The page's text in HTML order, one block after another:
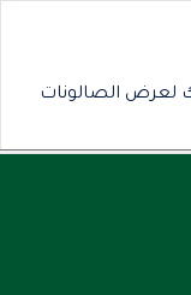
لعرض الصالونات